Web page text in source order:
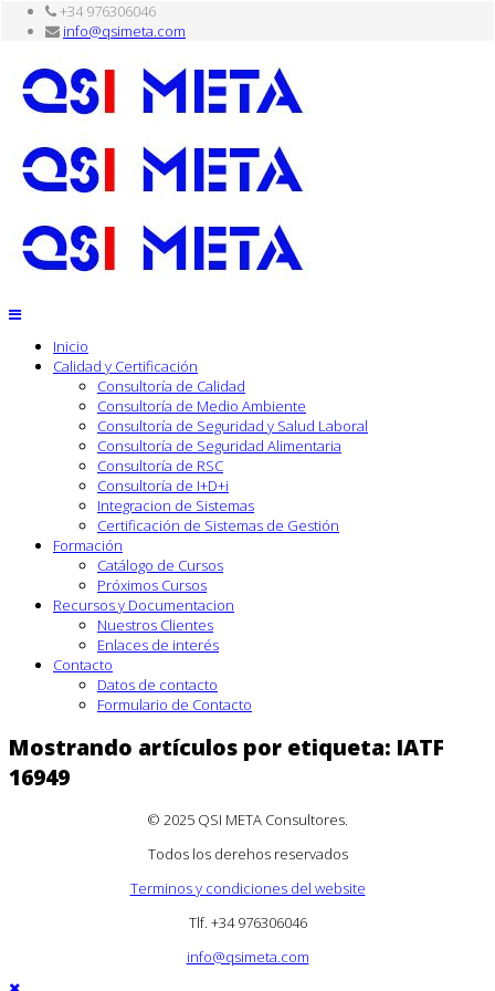
+34 976306046
info@qsimeta.com
Inicio
Calidad y Certificación
Consultoría de Calidad
Consultoría de Medio Ambiente
Consultoría de Seguridad y Salud Laboral
Consultoría de Seguridad Alimentaria
Consultoría de RSC
Consultoría de I+D+i
Integracion de Sistemas
Certificación de Sistemas de Gestión
Formación
Catálogo de Cursos
Próximos Cursos
Recursos y Documentacion
Nuestros Clientes
Enlaces de interés
Contacto
Datos de contacto
Formulario de Contacto
Mostrando artículos por etiqueta: IATF
16949
© 2025 QSI META Consultores.
Todos los derehos reservados
Terminos y condiciones del website
Tlf. +34 976306046
info@qsimeta.com